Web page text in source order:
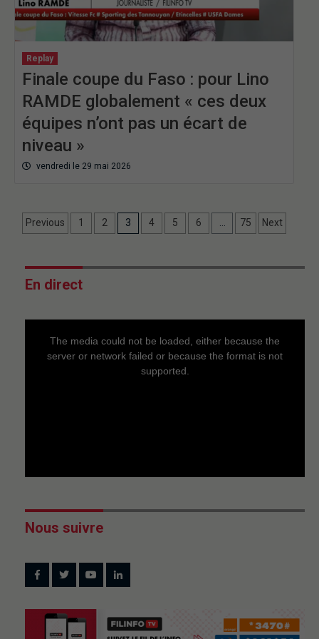
Replay
Finale coupe du Faso : pour Lino
RAMDE globalement « ces deux
équipes n’ont pas un écart de
niveau »
vendredi le 29 mai 2026
Previous 1 2 3 4 5 6 75 Next
En direct
The media could not be loaded, either because the
server or network failed or because the format is not
supported.
Nous suivre